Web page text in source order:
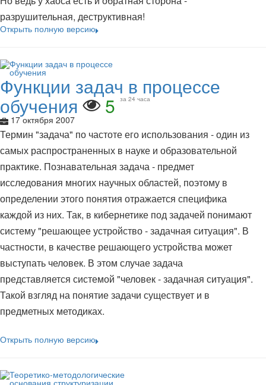
разрушительная, деструктивная!
Открыть полную версию
Функции задач в процессе
обучения 5 за 24 часа
17 октября 2007
Термин "задача" по частоте его использования - один из
самых распространенных в науке и образовательной
практике. Познавательная задача - предмет
исследования многих научных областей, поэтому в
определении этого понятия отражается специфика
каждой из них. Так, в кибернетике под задачей понимают
систему "решающее устройство - задачная ситуация". В
частности, в качестве решающего устройства может
выступать человек. В этом случае задача
представляется системой "человек - задачная ситуация".
Такой взгляд на понятие задачи существует и в
предметных методиках.
Открыть полную версию